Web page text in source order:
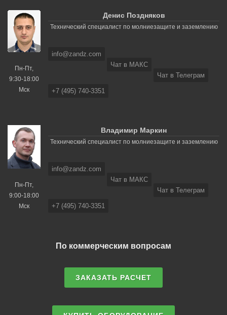
Пн-Пт,
9:30-18:00
Мск
Денис Поздняков
Технический специалист по молниезащите и заземлению
info@zandz.com
Чат в МАКС
Чат в Телеграм
+7 (495) 740-3351
Пн-Пт,
9:00-18:00
Мск
Владимир Маркин
Технический специалист по молниезащите и заземлению
info@zandz.com
Чат в МАКС
Чат в Телеграм
+7 (495) 740-3351
По коммерческим вопросам
ЗАКАЗАТЬ РАСЧЕТ